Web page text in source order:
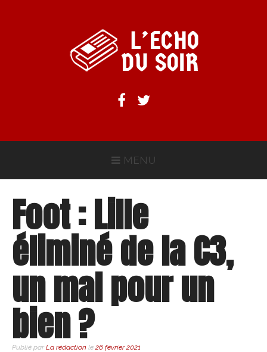
L'ECHO DU SOIR
Facebook
Twitter
MENU
Foot : Lille
éliminé de la C3,
un mal pour un
bien ?
Publié par La rédaction le 26 février 2021